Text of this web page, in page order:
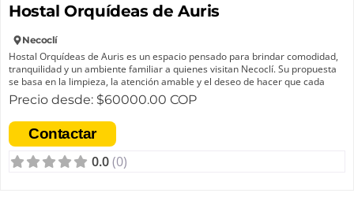
Hostal Orquídeas de Auris
Necoclí
Hostal Orquídeas de Auris es un espacio pensado para brindar comodidad,
tranquilidad y un ambiente familiar a quienes visitan Necoclí. Su propuesta
se basa en la limpieza, la atención amable y el deseo de hacer que cada
huésped se sienta bienvenido.
Hostal Orquídeas de Auris nació con el sueño de ofrecer un lugar acogedor
donde viajeros y visitantes pudieran sentirse como en casa. Inspirado en la
hospitalidad, el amor por servir y el deseo de compartir la belleza de la
región, trabaja cada día para brindar una atención cercana, cálida y de
Precio desde: $60000.00 COP
Contactar
0.0(0)